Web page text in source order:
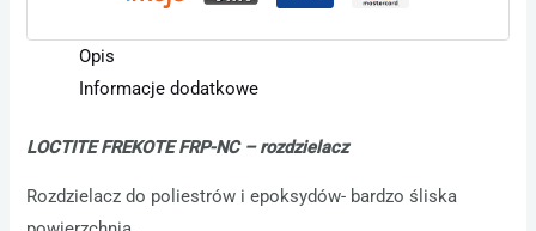
Opis
Informacje dodatkowe
LOCTITE FREKOTE FRP-NC – rozdzielacz
Rozdzielacz do poliestrów i epoksydów- bardzo śliska